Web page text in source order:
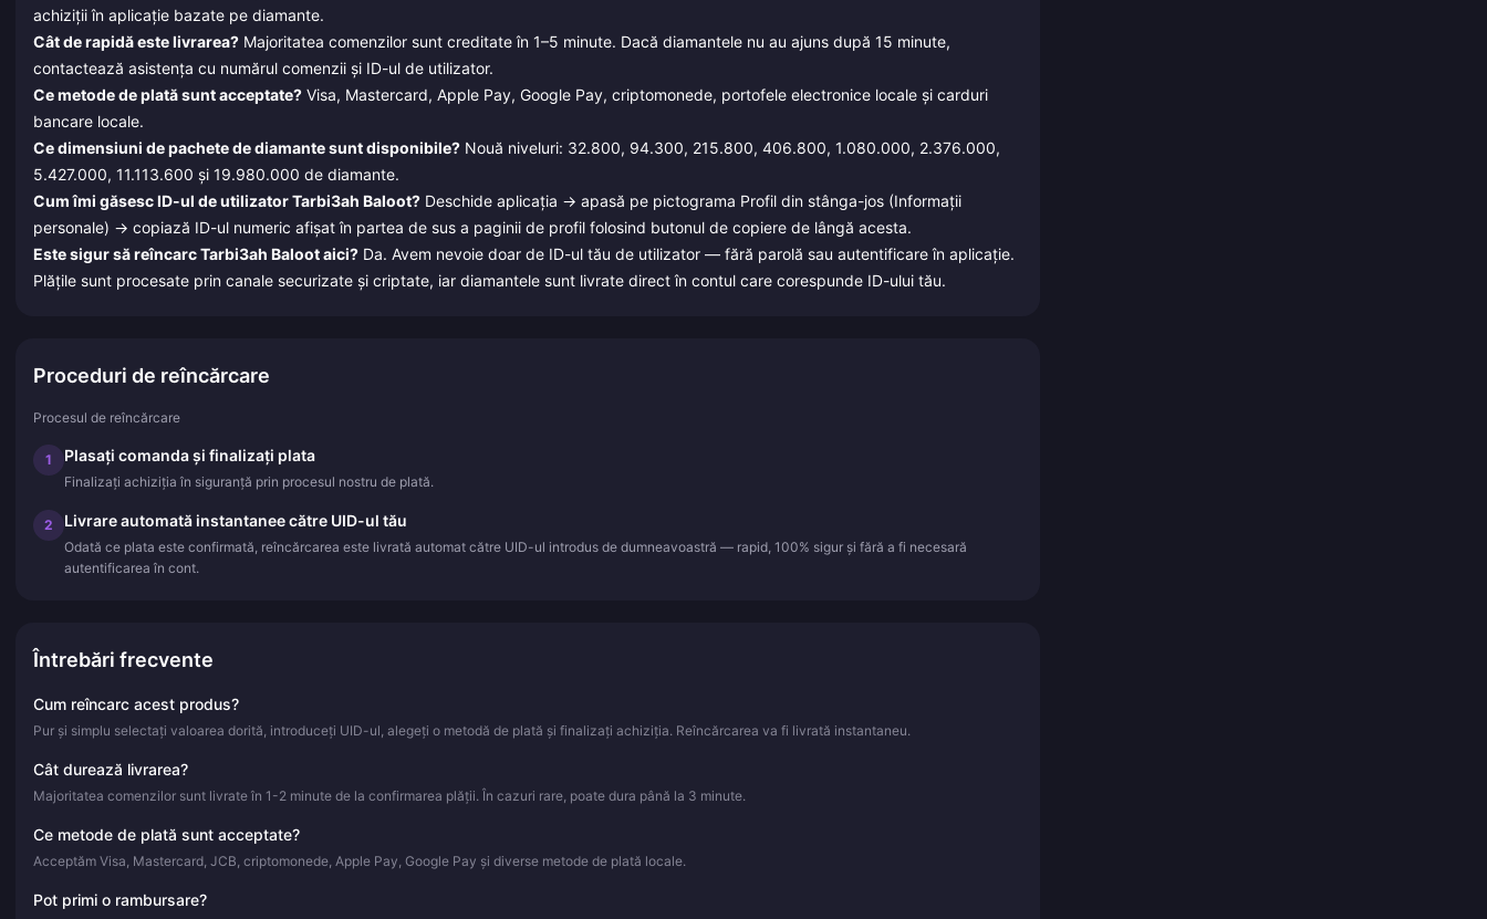
achiziții în aplicație bazate pe diamante.
Cât de rapidă este livrarea? Majoritatea comenzilor sunt creditate în 1–5 minute. Dacă diamantele nu au ajuns după 15 minute,
contactează asistența cu numărul comenzii și ID-ul de utilizator.
Ce metode de plată sunt acceptate? Visa, Mastercard, Apple Pay, Google Pay, criptomonede, portofele electronice locale și carduri
bancare locale.
Ce dimensiuni de pachete de diamante sunt disponibile? Nouă niveluri: 32.800, 94.300, 215.800, 406.800, 1.080.000, 2.376.000,
5.427.000, 11.113.600 și 19.980.000 de diamante.
Cum îmi găsesc ID-ul de utilizator Tarbi3ah Baloot? Deschide aplicația → apasă pe pictograma Profil din stânga-jos (Informații
personale) → copiază ID-ul numeric afișat în partea de sus a paginii de profil folosind butonul de copiere de lângă acesta.
Este sigur să reîncarc Tarbi3ah Baloot aici? Da. Avem nevoie doar de ID-ul tău de utilizator — fără parolă sau autentificare în aplicație.
Plățile sunt procesate prin canale securizate și criptate, iar diamantele sunt livrate direct în contul care corespunde ID-ului tău.
Proceduri de reîncărcare
Procesul de reîncărcare
1 Plasați comanda și finalizați plata
Finalizați achiziția în siguranță prin procesul nostru de plată.
2 Livrare automată instantanee către UID-ul tău
Odată ce plata este confirmată, reîncărcarea este livrată automat către UID-ul introdus de dumneavoastră — rapid, 100% sigur și fără a fi necesară
autentificarea în cont.
Întrebări frecvente
Cum reîncarc acest produs?
Pur și simplu selectați valoarea dorită, introduceți UID-ul, alegeți o metodă de plată și finalizați achiziția. Reîncărcarea va fi livrată instantaneu.
Cât durează livrarea?
Majoritatea comenzilor sunt livrate în 1-2 minute de la confirmarea plății. În cazuri rare, poate dura până la 3 minute.
Ce metode de plată sunt acceptate?
Acceptăm Visa, Mastercard, JCB, criptomonede, Apple Pay, Google Pay și diverse metode de plată locale.
Pot primi o rambursare?